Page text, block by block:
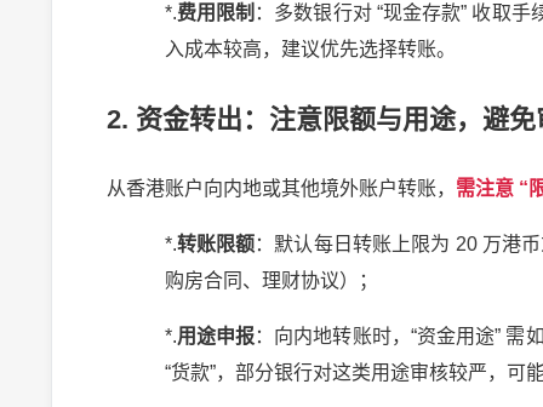
*.费用限制 ：多数银行对“现金存款” 收取手
入成本较高，建议优先选择转账。
2. 资金转出：注意限额与用途，避
从香港账户向内地或其他境外账户转账， 需注意“
*.转账限额：默认每日转账上限为 20 万港
购房合同、理财协议）；
*.用途申报：向内地转账时， “资金用途” 需
“货款”，部分银行对这类用途审核较严，可